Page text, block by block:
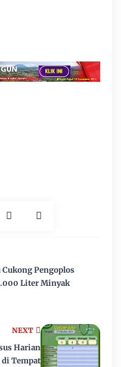
NEXT
Harian
Tempat
Cukong Pengoplos
Liter Minyak